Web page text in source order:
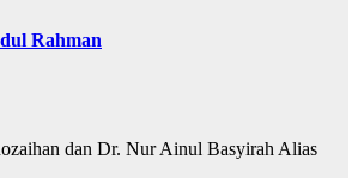
Rahman
dan Dr. Nur Ainul Basyirah Alias